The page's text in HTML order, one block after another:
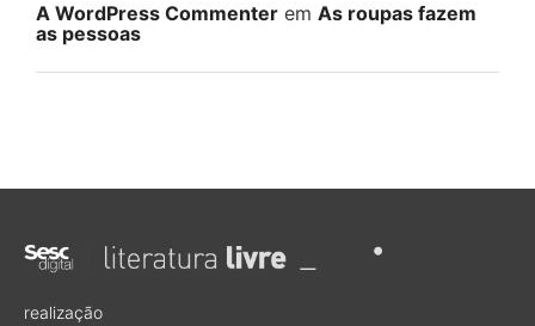
A WordPress Commenter em As roupas fazem
as pessoas
realização